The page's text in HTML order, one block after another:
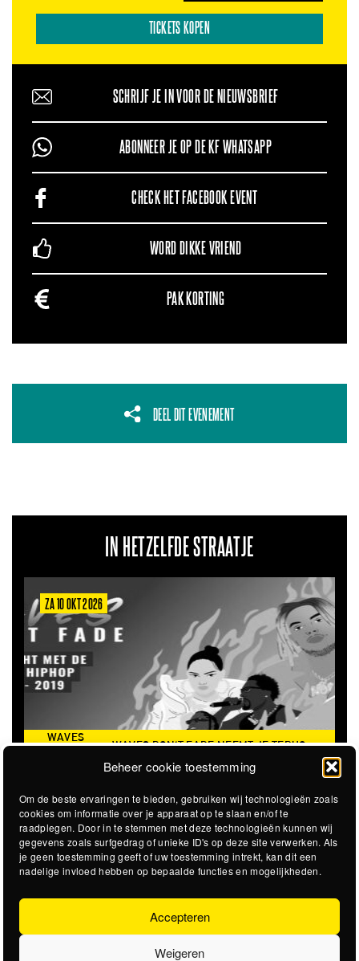
Beheer cookie toestemming
Om de beste ervaringen te bieden, gebruiken wij technologieën zoals
cookies om informatie over je apparaat op te slaan en/of te
raadplegen. Door in te stemmen met deze technologieën kunnen wij
gegevens zoals surfgedrag of unieke ID's op deze site verwerken. Als
je geen toestemming geeft of uw toestemming intrekt, kan dit een
nadelige invloed hebben op bepaalde functies en mogelijkheden.
Accepteren
Weigeren
TICKETS KOPEN
SCHRIJF JE IN VOOR DE NIEUWSBRIEF
ABONNEER JE OP DE KF WHATSAPP
CHECK HET FACEBOOK EVENT
WORD DIKKE VRIEND
PAK KORTING
DEEL DIT EVENEMENT
IN HETZELFDE STRAATJE
WAVES DON'T FADE NEEMT JE TERUG
NAAR DE ICONISCHE ZOMER VAN 2016
ZA 6 MRT 2027
THE